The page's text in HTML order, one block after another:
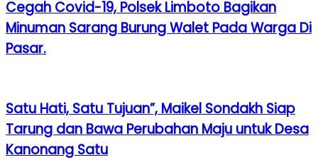
Cegah Covid-19, Polsek Limboto Bagikan
Minuman Sarang Burung Walet Pada Warga Di
Pasar.
Satu Hati, Satu Tujuan”, Maikel Sondakh Siap
Tarung dan Bawa Perubahan Maju untuk Desa
Kanonang Satu